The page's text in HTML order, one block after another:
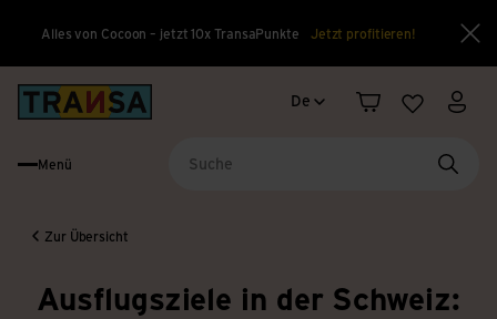
Alles von Cocoon – jetzt 10x TransaPunkte Jetzt profitieren!
Sprachwechsel
De
Warenkorb
Merkliste
Menü
Zur Übersicht
Ausflugsziele in der Schweiz: